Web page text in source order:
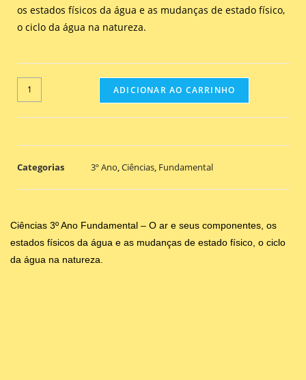
os estados físicos da água e as mudanças de estado físico,
o ciclo da água na natureza.
ADICIONAR AO CARRINHO
Categorias 3º Ano Ciências Fundamental
Ciências 3º Ano Fundamental – O ar e seus componentes, os
estados físicos da água e as mudanças de estado físico, o ciclo
da água na natureza.